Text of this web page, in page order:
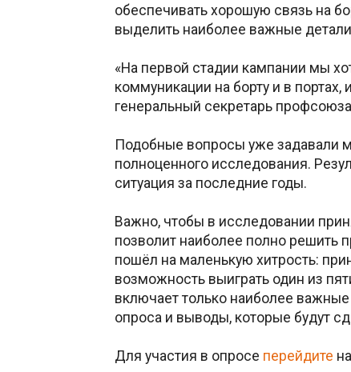
обеспечивать хорошую связь на
выделить наиболее важные
«На первой стадии кампании мы
коммуникации на борту и в
генеральный секретарь
Подобные вопросы уже задавали
полноценного исследования.
ситуация за последние годы.
Важно, чтобы в исследовании
позволит наиболее полно решить
пошёл на маленькую хитрость:
возможность выиграть один из
включает только наиболее
опроса и выводы, которые будут
Для участия в опросе перейдите